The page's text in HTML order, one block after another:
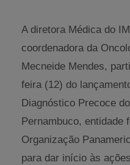
A diretora Médica do
coordenadora da
Mecneide Mendes,
feira (12) do
Diagnóstico Precoce
Pernambuco, entidade
Organização
para dar início às